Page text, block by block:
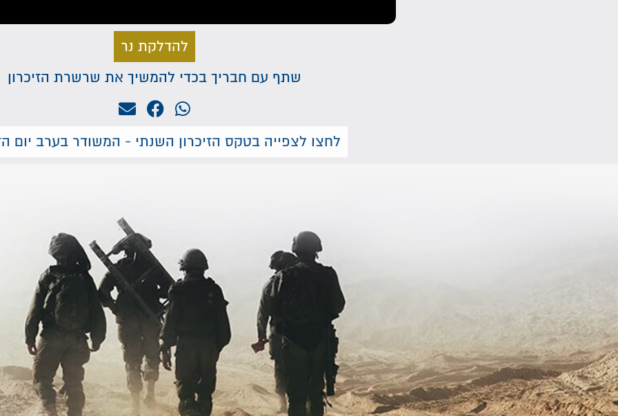
להדלקת נר
שתף עם חבריך בכדי להמשיך את שרשרת הזיכרון
לחצו לצפייה בטקס הזיכרון השנתי - המשודר בערב יום